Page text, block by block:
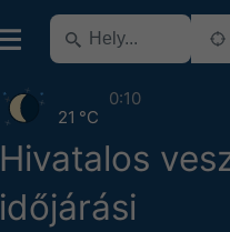
Hivatalos
időjárási
21 °C
0:10